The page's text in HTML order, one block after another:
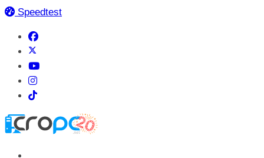
Speedtest